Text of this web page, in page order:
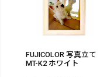
FUJICOLOR 写真立て
MT-K2 ホワイト